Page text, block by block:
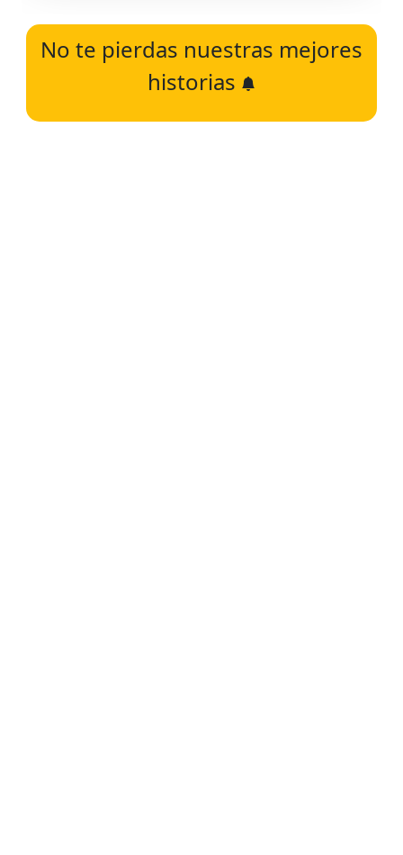
No te pierdas nuestras mejores
historias